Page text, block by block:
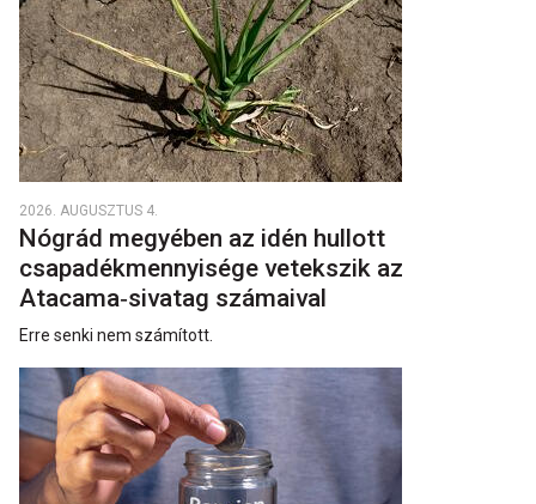
2026. AUGUSZTUS 4.
Nógrád megyében az idén hullott
csapadékmennyisége vetekszik az
Atacama‑sivatag számaival
Erre senki nem számított.